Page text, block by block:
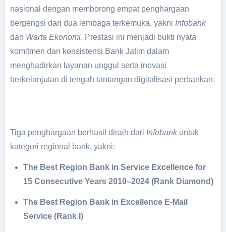
nasional dengan memborong empat penghargaan
bergengsi dari dua lembaga terkemuka, yakni Infobank
dan Warta Ekonomi. Prestasi ini menjadi bukti nyata
komitmen dan konsistensi Bank Jatim dalam
menghadirkan layanan unggul serta inovasi
berkelanjutan di tengah tantangan digitalisasi perbankan.
Tiga penghargaan berhasil diraih dari Infobankuntuk
kategori regional bank, yakni:
The Best Region Bank in Service Excellence for
15 Consecutive Years 2010–2024 (Rank Diamond)
The Best Region Bank in Excellence E-Mail
Service (Rank I)